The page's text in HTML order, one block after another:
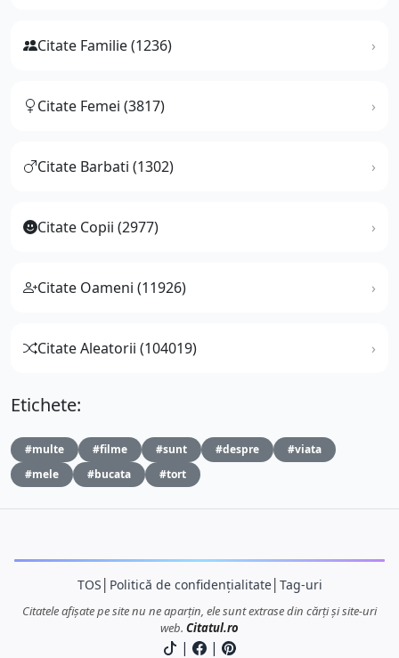
Citate Familie (1236)
Citate Femei (3817)
Citate Barbati (1302)
Citate Copii (2977)
Citate Oameni (11926)
Citate Aleatorii (104019)
Etichete:
#multe #filme #sunt #despre
#viata
#mele
#bucata #tort
TOS Politică de confidențialitate│ Tag-uri
Citatele afișate pe site nu ne aparțin, ele sunt extrase din cărți și site-uri
web. Citatul.ro
| |